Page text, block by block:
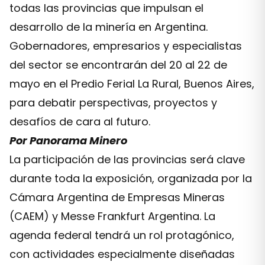
todas las provincias que impulsan el
desarrollo de la minería en Argentina.
Gobernadores, empresarios y especialistas
del sector se encontrarán del 20 al 22 de
mayo en el Predio Ferial La Rural, Buenos Aires,
para debatir perspectivas, proyectos y
desafíos de cara al futuro.
Por Panorama Minero
La participación de las provincias será clave
durante toda la exposición, organizada por la
Cámara Argentina de Empresas Mineras
(CAEM) y Messe Frankfurt Argentina. La
agenda federal tendrá un rol protagónico,
con actividades especialmente diseñadas